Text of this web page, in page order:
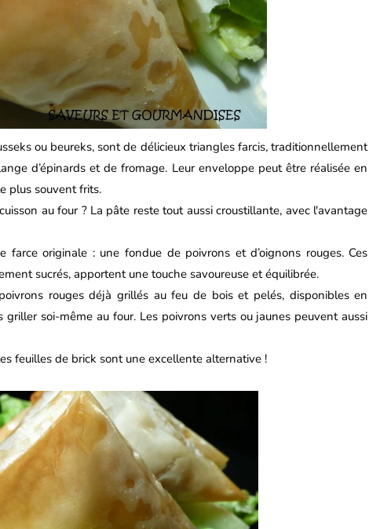
ou beureks, sont de délicieux triangles farcis, traditionnellement
d’épinards et de fromage. Leur enveloppe peut être réalisée en
plus souvent frits.
au four ? La pâte reste tout aussi croustillante, avec l'avantage
farce originale : une fondue de poivrons et d’oignons rouges. Ces
sucrés, apportent une touche savoureuse et équilibrée.
rouges déjà grillés au feu de bois et pelés, disponibles en
soi-même au four. Les poivrons verts ou jaunes peuvent aussi
feuilles de brick sont une excellente alternative !